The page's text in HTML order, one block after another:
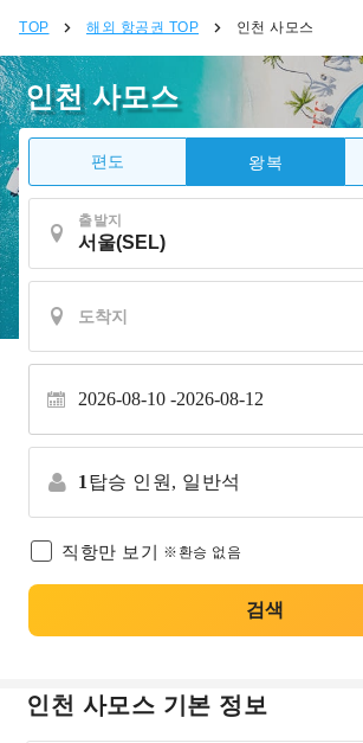
TOP 해외 항공권 TOP 인천 사모스
인천 사모스
편도 왕복
출발지
2026-08-10 2026-08-12
1 탑승 인원, 일반석
직항만 보기 ※환승 없음
검색
인천 사모스 기본 정보